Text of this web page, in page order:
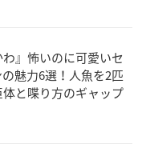
わ』怖いのに可愛いセ
魅力6選！人魚を2匹
と喋り方のギャップ